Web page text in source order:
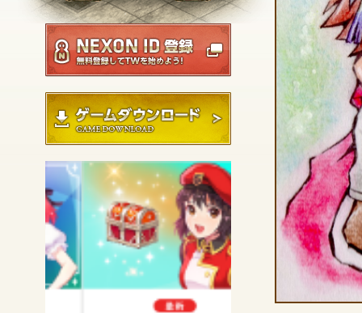
NEXON ID登録
ゲームダウンロード